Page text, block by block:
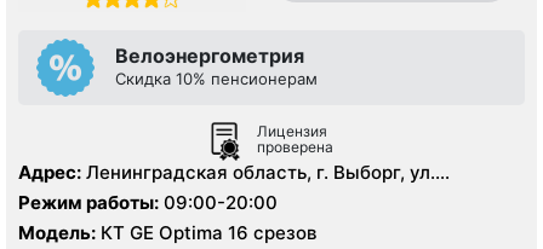
Велоэнергометрия
Скидка 10% пенсионерам
Лицензия
проверена
Адрес: Ленинградская область, г. Выборг, ул.
Ильинская, д.8.
Режим работы: 09:00-20:00
Модель: КТ GE Optima 16 срезов